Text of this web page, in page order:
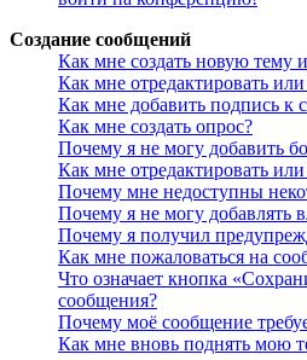
Создание сообщений
Как мне создать новую тему
Как мне отредактировать
Как мне добавить подпись к
Как мне создать опрос?
Почему я не могу добавить
Как мне отредактировать
Почему мне недоступны
Почему я не могу добавлять
Почему я получил
Как мне пожаловаться на
Что означает кнопка
сообщения?
Почему моё сообщение
Как мне вновь поднять мою